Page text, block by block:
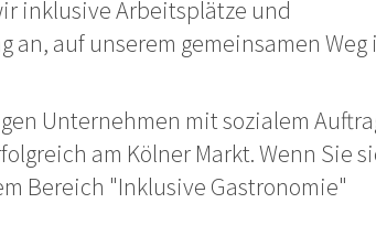
inklusive Arbeitsplätze und
an, auf unserem gemeinsamen Weg
Unternehmen mit sozialem
am Kölner Markt. Wenn Sie
Bereich "Inklusive Gastronomie"